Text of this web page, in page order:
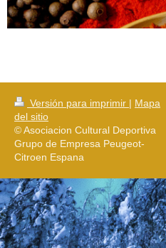
Versión para imprimir | Mapa
del sitio
© Asociacion Cultural Deportiva
Grupo de Empresa Peugeot-
Citroen Espana